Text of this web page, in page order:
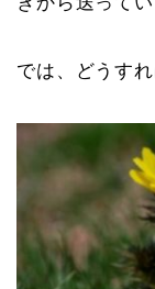
では、どうす